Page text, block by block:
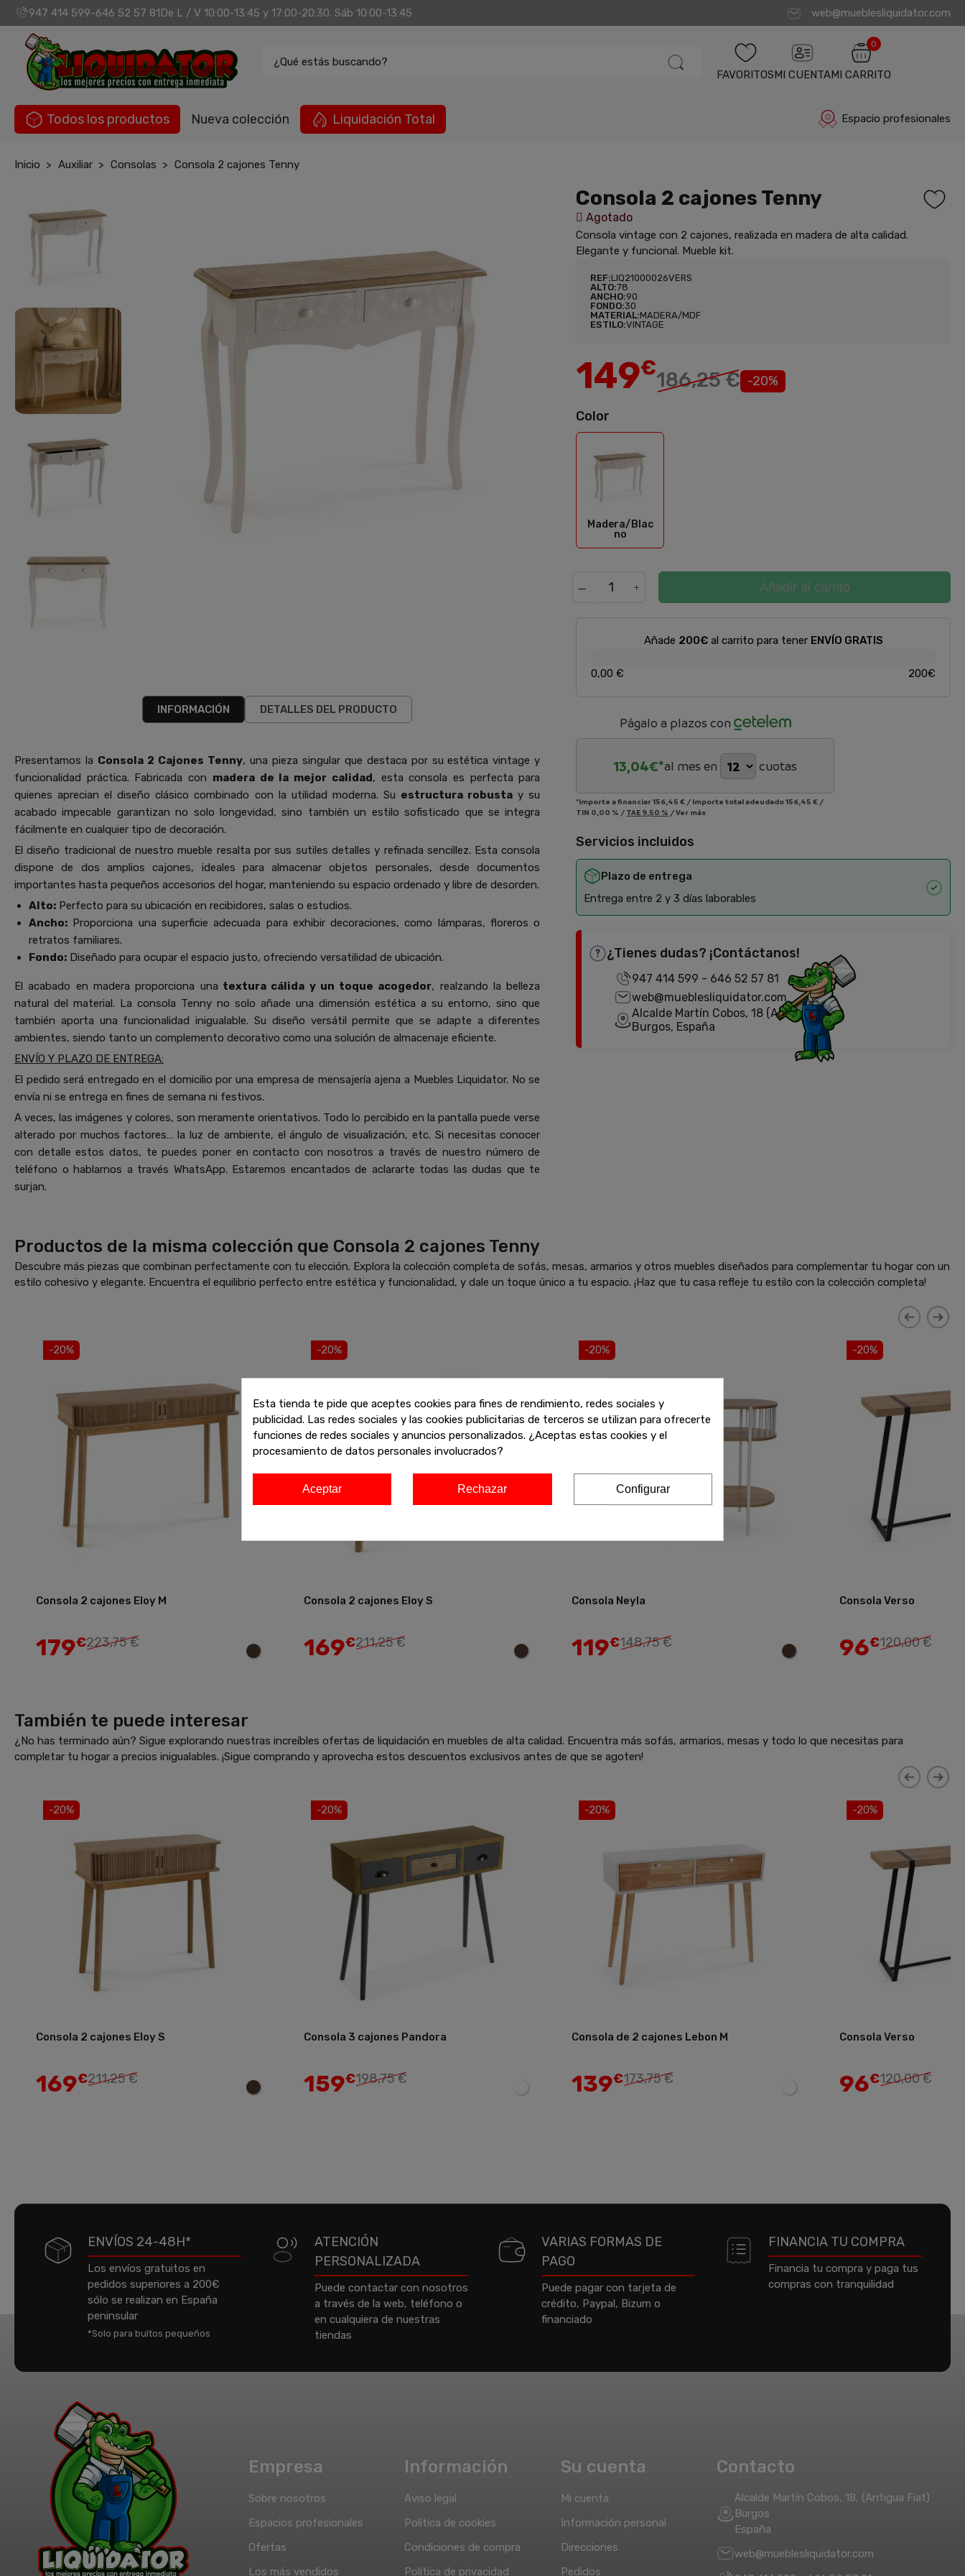
947 414 599-646 52 57 81De L / V 10:00-13:45 y 17:00-20:30. Sáb 10:00-13:45 web@mueblesliquidator.com
¿Qué estás buscando?
FAVORITOSMI CUENTA
0
MI CARRITO
Todos los productos Nueva colección Liquidación Total Espacio profesionales
Inicio Auxiliar Consolas Consola 2 cajones Tenny
INFORMACIÓN DETALLES DEL PRODUCTO
Presentamos la Consola 2 Cajones Tenny, una pieza singular que destaca por su estética vintage y
funcionalidad práctica. Fabricada con madera de la mejor calidad, esta consola es perfecta para
quienes aprecian el diseño clásico combinado con la utilidad moderna. Su estructura robusta y su
acabado impecable garantizan no solo longevidad, sino también un estilo sofisticado que se integra
fácilmente en cualquier tipo de decoración.
El diseño tradicional de nuestro mueble resalta por sus sutiles detalles y refinada sencillez. Esta consola
dispone de dos amplios cajones, ideales para almacenar objetos personales, desde documentos
importantes hasta pequeños accesorios del hogar, manteniendo su espacio ordenado y libre de desorden.
Alto: Perfecto para su ubicación en recibidores, salas o estudios.
Ancho: Proporciona una superficie adecuada para exhibir decoraciones, como lámparas, floreros o
retratos familiares.
Fondo: Diseñado para ocupar el espacio justo, ofreciendo versatilidad de ubicación.
El acabado en madera proporciona una textura cálida y un toque acogedor, realzando la belleza
natural del material. La consola Tenny no solo añade una dimensión estética a su entorno, sino que
también aporta una funcionalidad inigualable. Su diseño versátil permite que se adapte a diferentes
ambientes, siendo tanto un complemento decorativo como una solución de almacenaje eficiente.
ENVÍO Y PLAZO DE ENTREGA:
El pedido será entregado en el domicilio por una empresa de mensajería ajena a Muebles Liquidator. No se
envía ni se entrega en fines de semana ni festivos.
A veces, las imágenes y colores, son meramente orientativos. Todo lo percibido en la pantalla puede verse
alterado por muchos factores… la luz de ambiente, el ángulo de visualización, etc. Si necesitas conocer
con detalle estos datos, te puedes poner en contacto con nosotros a través de nuestro número de
teléfono o hablarnos a través WhatsApp. Estaremos encantados de aclararte todas las dudas que te
surjan.
Consola 2 cajones Tenny
Agotado
Consola vintage con 2 cajones, realizada en madera de alta calidad.
Elegante y funcional. Mueble kit.
REF:LIQ21000026VERS
ALTO:78
ANCHO:90
FONDO:30
MATERIAL:MADERA/MDF
ESTILO:VINTAGE
149€
186,25 € -20%
Color
Madera/Blac
no
Añadir al carrito
Añade 200€al carrito para tener ENVÍO GRATIS
0,00 € 200€
Págalo a plazos con
13,04€*al mes en cuotas
*Importe a financiar156,45 € / Importe total adeudado156,45 € /
TIN 0,00 % / TAE 9,50 % /Ver más
Servicios incluidos
Plazo de entrega
Entrega entre 2 y 3 días laborables
¿Tienes dudas? ¡Contáctanos!
947 414 599 - 646 52 57 81
web@mueblesliquidator.com
Alcalde Martín Cobos, 18 (Antigua Fiat)
Burgos, España
Productos de la misma colección que Consola 2 cajones Tenny
Descubre más piezas que combinan perfectamente con tu elección. Explora la colección completa de sofás, mesas, armarios y otros muebles diseñados para complementar tu hogar con un
estilo cohesivo y elegante. Encuentra el equilibrio perfecto entre estética y funcionalidad, y dale un toque único a tu espacio. ¡Haz que tu casa refleje tu estilo con la colección completa!
Consola 2 cajones Eloy M
179€223,75 €
-20%
Consola 2 cajones Eloy S
169€211,25 €
-20%
Consola Neyla
119€148,75 €
-20%
Consola Verso
96€120,00 €
-20%
También te puede interesar
¿No has terminado aún? Sigue explorando nuestras increíbles ofertas de liquidación en muebles de alta calidad. Encuentra más sofás, armarios, mesas y todo lo que necesitas para
completar tu hogar a precios inigualables. ¡Sigue comprando y aprovecha estos descuentos exclusivos antes de que se agoten!
Consola 2 cajones Eloy S
169€211,25 €
-20%
Consola 3 cajones Pandora
159€198,75 €
-20%
Consola de 2 cajones Lebon M
139€173,75 €
-20%
Consola Verso
96€120,00 €
-20%
ENVÍOS 24-48H*
Los envíos gratuitos en
pedidos superiores a 200€
sólo se realizan en España
peninsular
*Solo para bultos pequeños
ATENCIÓN
PERSONALIZADA
Puede contactar con nosotros
a través de la web, teléfono o
en cualquiera de nuestras
tiendas
VARIAS FORMAS DE
PAGO
Puede pagar con tarjeta de
crédito, Paypal, Bizum o
financiado
FINANCIA TU COMPRA
Financia tu compra y paga tus
compras con tranquilidad
Empresa
Sobre nosotros
Espacios profesionales
Ofertas
Los más vendidos
Información
Aviso legal
Política de cookies
Condiciones de compra
Política de privacidad
Su cuenta
Mi cuenta
Información personal
Direcciones
Pedidos
Contacto
Alcalde Martín Cobos, 18, (Antigua Fiat)
Burgos
España
web@mueblesliquidator.com
Esta tienda te pide que aceptes cookies para fines de rendimiento, redes sociales y
publicidad. Las redes sociales y las cookies publicitarias de terceros se utilizan para ofrecerte
funciones de redes sociales y anuncios personalizados. ¿Aceptas estas cookies y el
procesamiento de datos personales involucrados?
Aceptar Rechazar Configurar